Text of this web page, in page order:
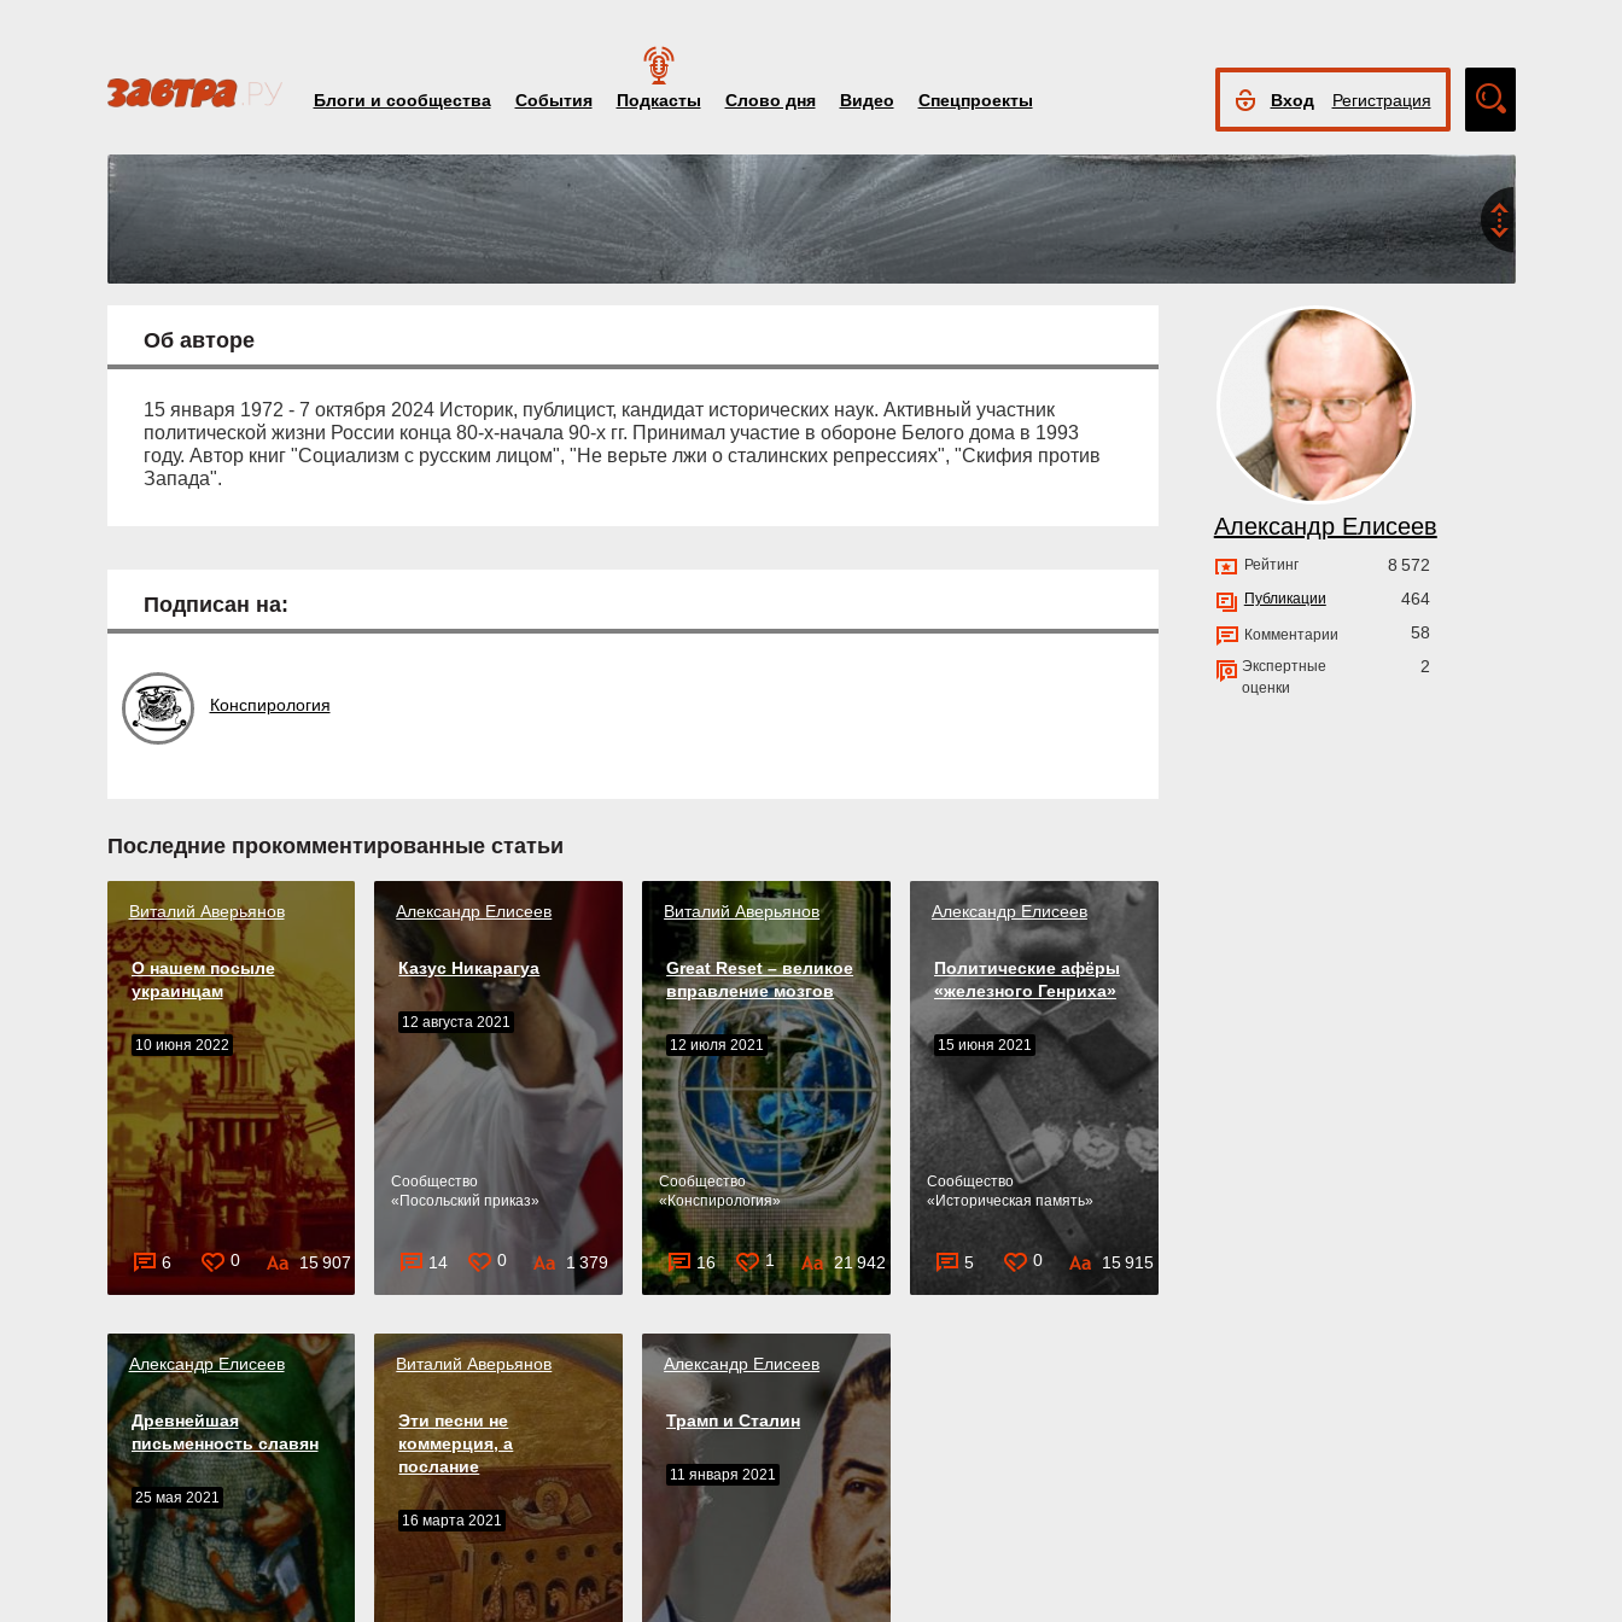
Блоги и сообщества События Подкасты Слово дня Видео Спецпроекты Вход Регистрация
поиск
Об авторе
15 января 1972 - 7 октября 2024 Историк, публицист, кандидат исторических наук. Активный участник
политической жизни России конца 80-х-начала 90-х гг. Принимал участие в обороне Белого дома в 1993
году. Автор книг "Социализм с русским лицом", "Не верьте лжи о сталинских репрессиях", "Скифия против
Запада".
Подписан на:
Конспирология
Последние прокомментированные статьи
Виталий Аверьянов
О нашем посыле
украинцам
10 июня 2022
6 0 15 907
Александр Елисеев
Казус Никарагуа
12 августа 2021
Cообщество
« Посольский приказ»
14 0 1 379
Виталий Аверьянов
Great Reset – великое
вправление мозгов
12 июля 2021
Cообщество
«Конспирология»
16 1 21 942
Александр Елисеев
Политические афёры
«железного Генриха»
15 июня 2021
Cообщество
« Историческая память»
5 0 15 915
Александр Елисеев
Древнейшая
письменность славян
25 мая 2021
Виталий Аверьянов
Эти песни не
коммерция, а
послание
16 марта 2021
Александр Елисеев
Трамп и Сталин
11 января 2021
Александр Елисеев
Рейтинг 8 572
Публикации 464
Комментарии 58
Экспертные
оценки
2